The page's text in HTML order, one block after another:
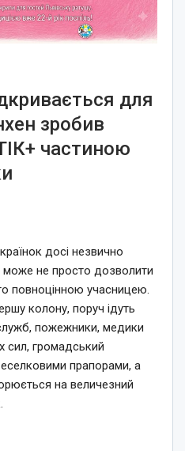
для
зробив
частиною
досі незвично
не просто дозволити
повноцінною учасницею.
колону, поруч ідуть
пожежники, медики
сил, громадський
прапорами, а
на величезний